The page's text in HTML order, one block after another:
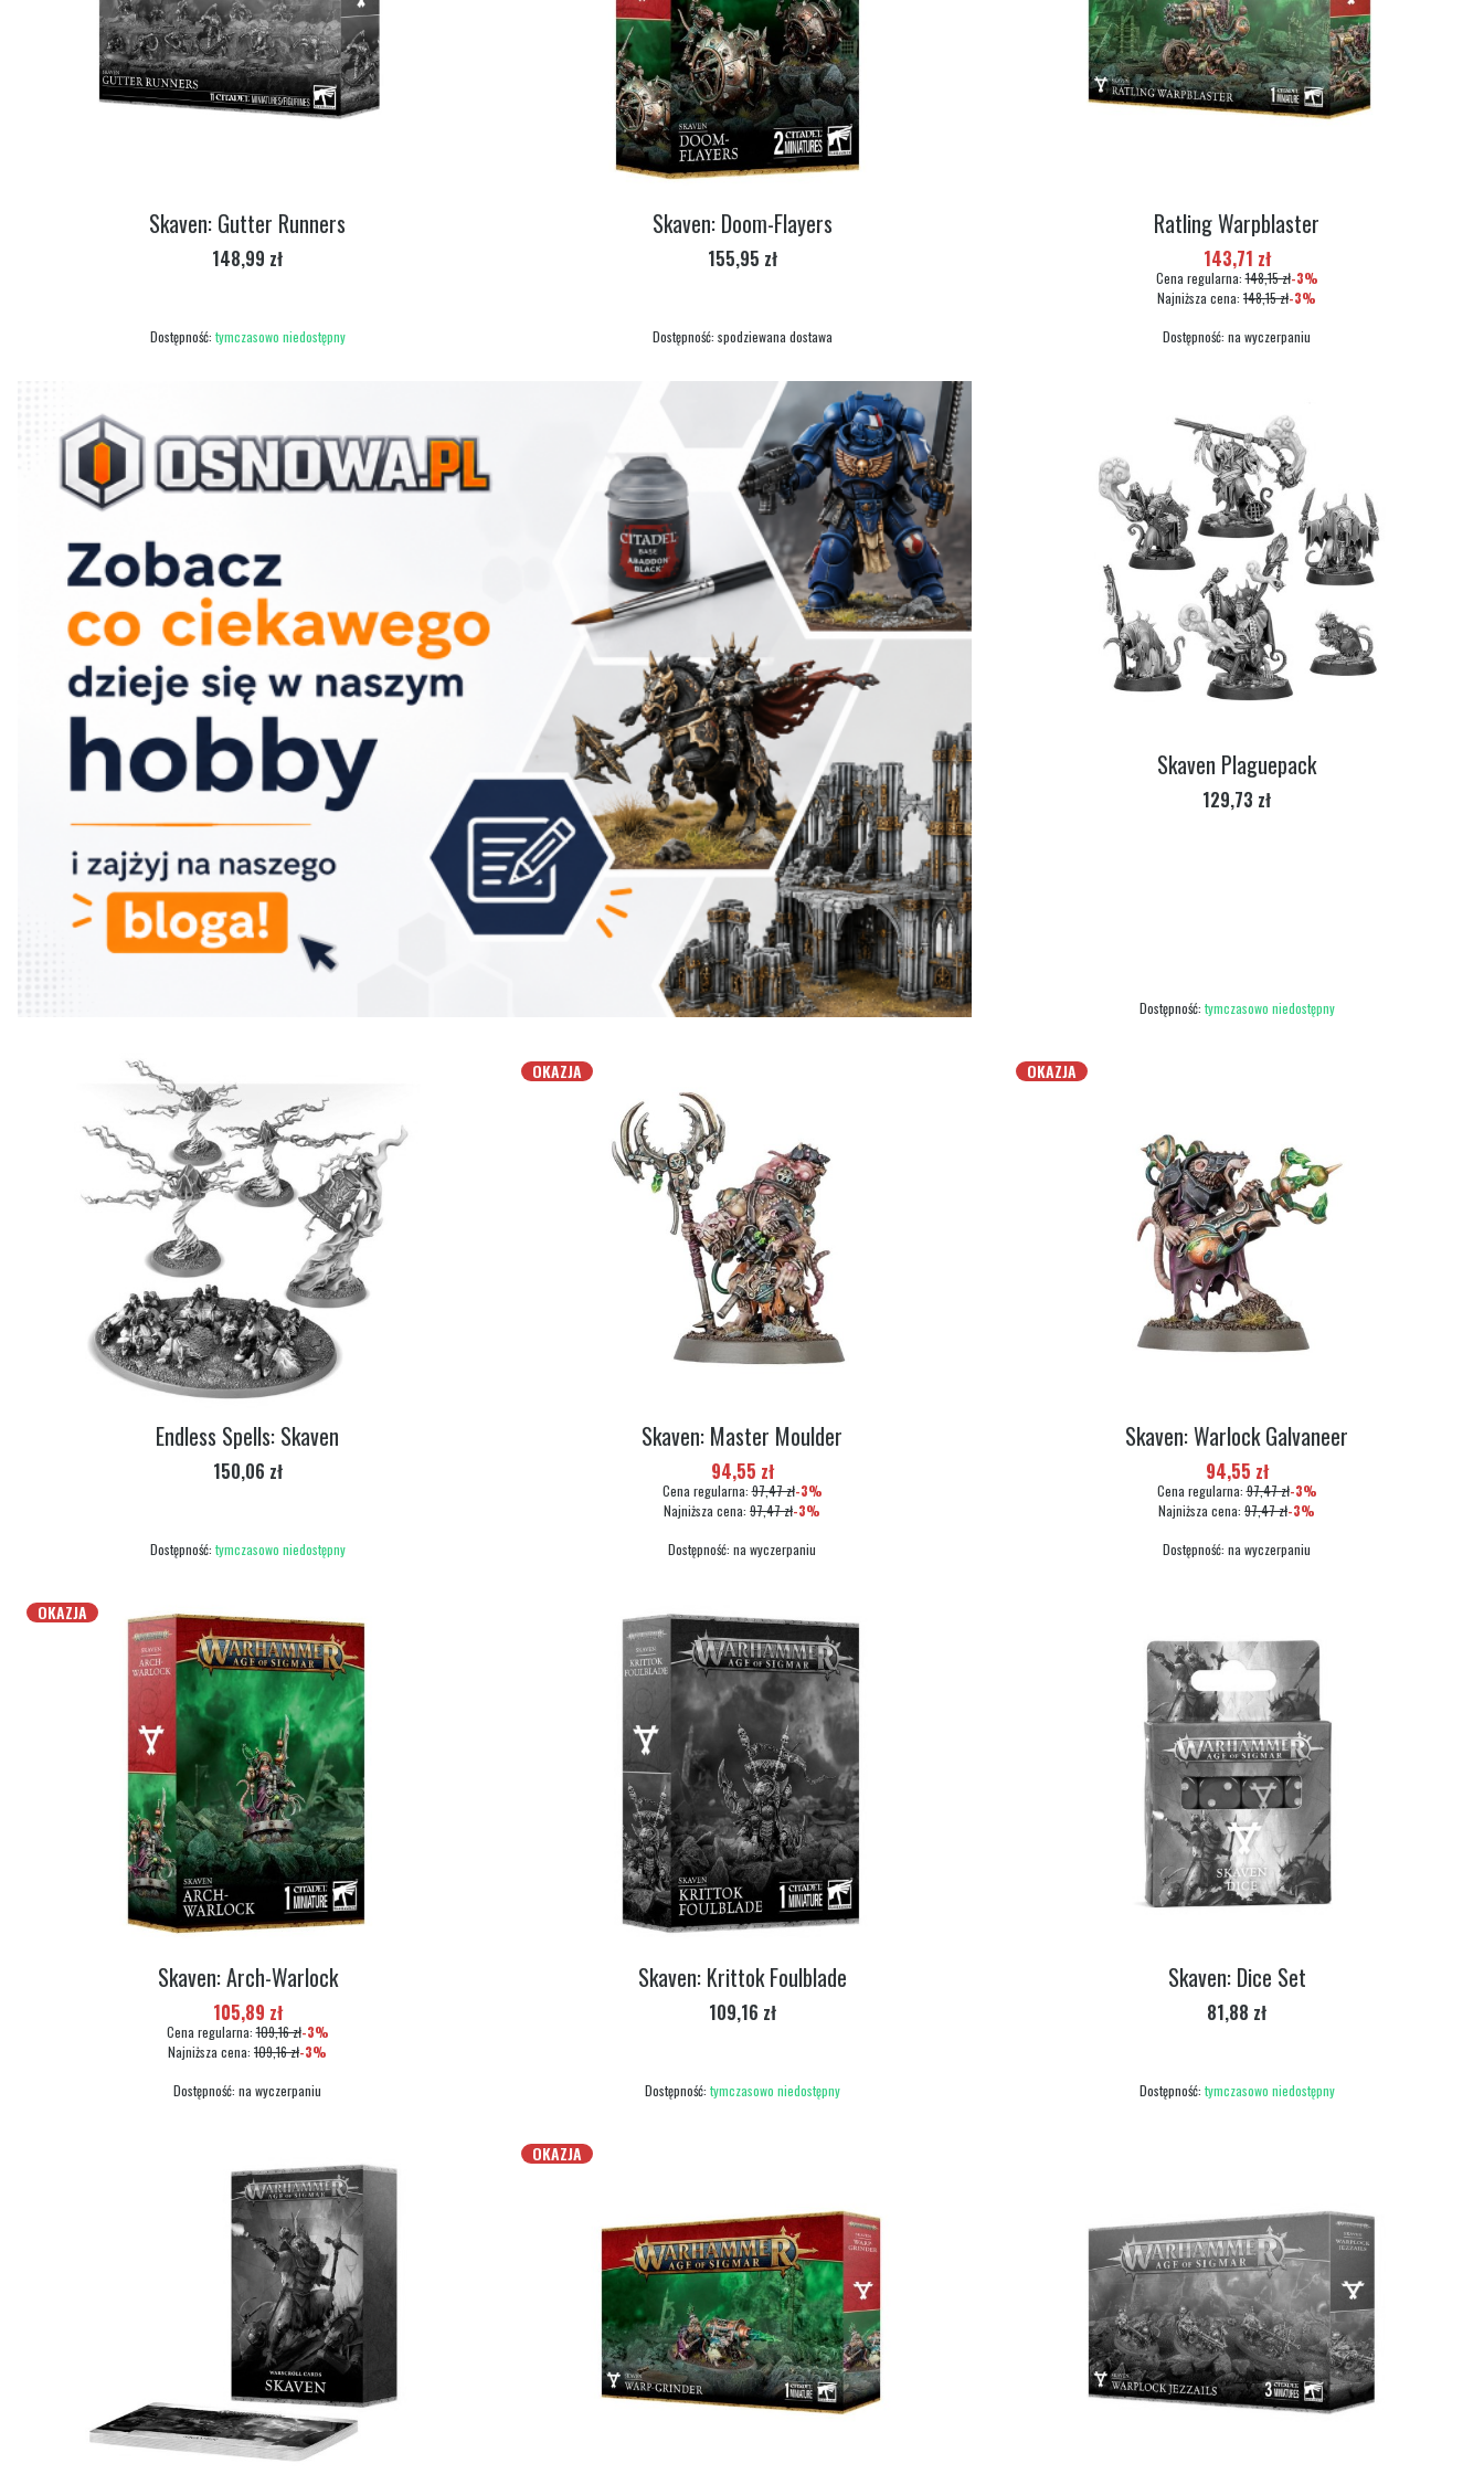
Skaven: Gutter Runners
Cena
148,99 zł
Dostępność: tymczasowo niedostępny
Skaven: Doom-Flayers
Cena
155,95 zł
Dostępność: spodziewana dostawa
Ratling Warpblaster
Cena promocyjna
143,71 zł
Cena regularna: 148,15 zł-3%
Najniższa cena: 148,15 zł-3%
Dostępność: na wyczerpaniu
Skaven Plaguepack
Cena
129,73 zł
Dostępność: tymczasowo niedostępny
Endless Spells: Skaven
Cena
150,06 zł
Dostępność: tymczasowo niedostępny
OKAZJA
Skaven: Master Moulder
Cena promocyjna
94,55 zł
Cena regularna: 97,47 zł-3%
Najniższa cena: 97,47 zł-3%
Dostępność: na wyczerpaniu
OKAZJA
Skaven: Warlock Galvaneer
Cena promocyjna
94,55 zł
Cena regularna: 97,47 zł-3%
Najniższa cena: 97,47 zł-3%
Dostępność: na wyczerpaniu
OKAZJA
Skaven: Arch-Warlock
Cena promocyjna
105,89 zł
Cena regularna: 109,16 zł-3%
Najniższa cena: 109,16 zł-3%
Dostępność: na wyczerpaniu
Skaven: Krittok Foulblade
Cena
109,16 zł
Dostępność: tymczasowo niedostępny
Skaven: Dice Set
Cena
81,88 zł
Dostępność: tymczasowo niedostępny
OKAZJA